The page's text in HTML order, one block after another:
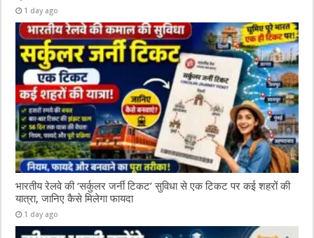
1 day ago
भारतीय रेलवे की ‘सर्कुलर जर्नी टिकट’ सुविधा से एक टिकट पर कई शहरों की
यात्रा, जानिए कैसे मिलेगा फायदा
1 day ago